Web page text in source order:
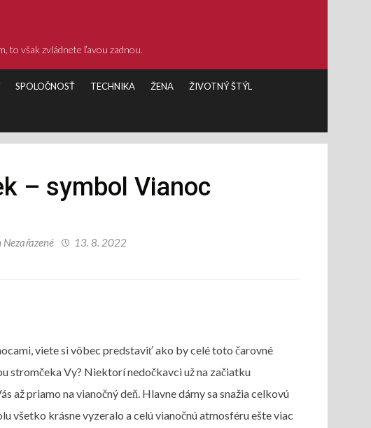
to však zvládnete ľavou zadnou.
SPOLOČNOSŤ TECHNIKA ŽENA ŽIVOTNÝ ŠTÝL
– symbol Vianoc
Nezařazené 13. 8. 2022
viete si vôbec predstaviť ako by celé toto čarovné
stromčeka Vy? Niektorí nedočkavci už na začiatku
až priamo na vianočný deň. Hlavne dámy sa snažia celkovú
všetko krásne vyzeralo a celú vianočnú atmosféru ešte viac